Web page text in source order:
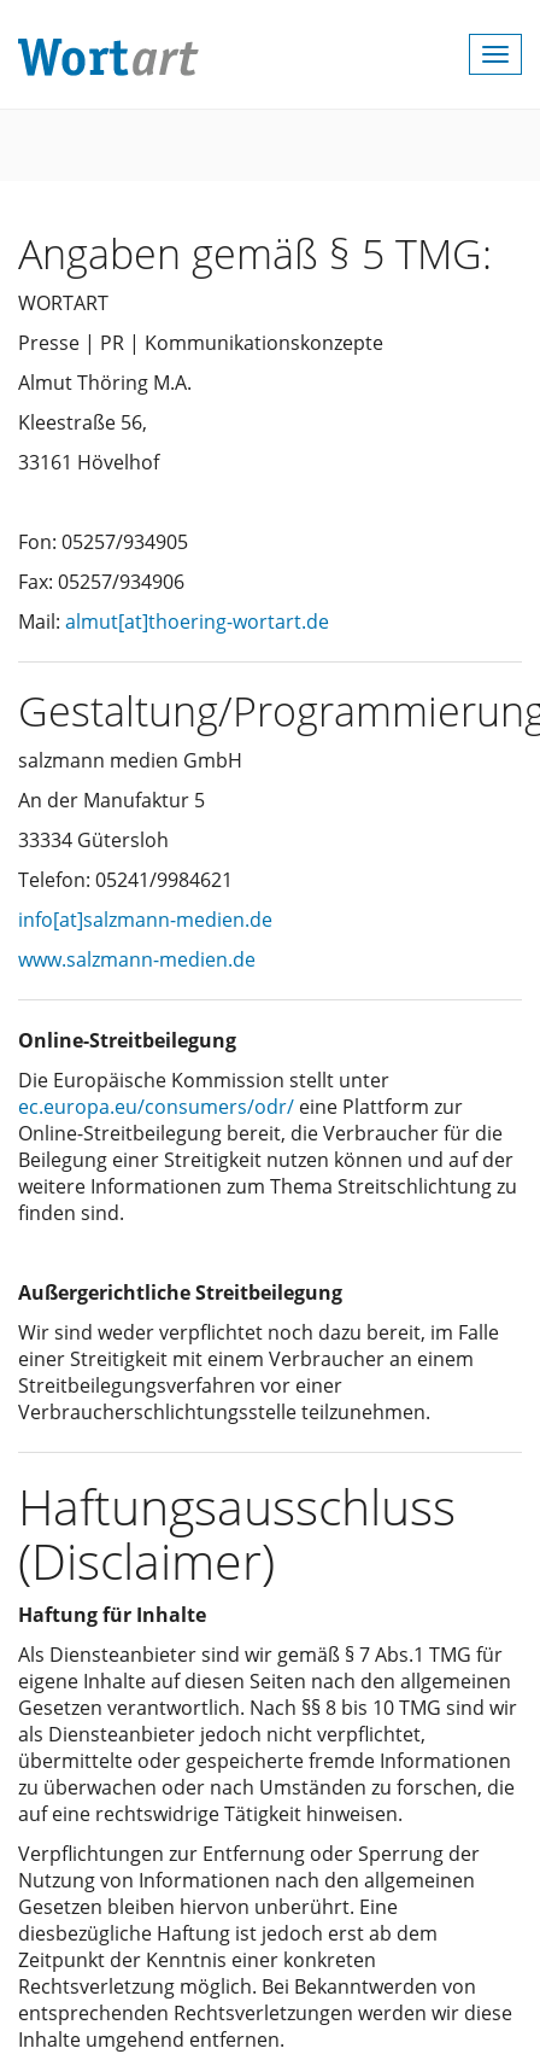
Angaben gemäß § 5 TMG:
WORTART
Presse | PR | Kommunikationskonzepte
Almut Thöring M.A.
Kleestraße 56,
33161 Hövelhof
Fon: 05257/934905
Fax: 05257/934906
Mail: almut[at]thoering-wortart.de
Gestaltung/
salzmann medien GmbH
An der Manufaktur 5
33334 Gütersloh
Telefon: 05241/9984621
info[at]salzmann-medien.de
www.salzmann-medien.de
Online-Streitbeilegung
Die Europäische Kommission stellt unter
ec.europa.eu/consumers/odr/ eine Plattform zur
Online-Streitbeilegung bereit, die Verbraucher für die
Beilegung einer Streitigkeit nutzen können und auf der
weitere Informationen zum Thema Streitschlichtung zu
finden sind.
Außergerichtliche Streitbeilegung
Wir sind weder verpflichtet noch dazu bereit, im Falle
einer Streitigkeit mit einem Verbraucher an einem
Streitbeilegungsverfahren vor einer
Verbraucherschlichtungsstelle teilzunehmen.
Haftungsausschluss
(Disclaimer)
Haftung für Inhalte
Als Diensteanbieter sind wir gemäß § 7 Abs.1 TMG für
eigene Inhalte auf diesen Seiten nach den allgemeinen
Gesetzen verantwortlich. Nach §§ 8 bis 10 TMG sind wir
als Diensteanbieter jedoch nicht verpflichtet,
übermittelte oder gespeicherte fremde Informationen
zu überwachen oder nach Umständen zu forschen, die
auf eine rechtswidrige Tätigkeit hinweisen.
Verpflichtungen zur Entfernung oder Sperrung der
Nutzung von Informationen nach den allgemeinen
Gesetzen bleiben hiervon unberührt. Eine
diesbezügliche Haftung ist jedoch erst ab dem
Zeitpunkt der Kenntnis einer konkreten
Rechtsverletzung möglich. Bei Bekanntwerden von
entsprechenden Rechtsverletzungen werden wir diese
Inhalte umgehend entfernen.